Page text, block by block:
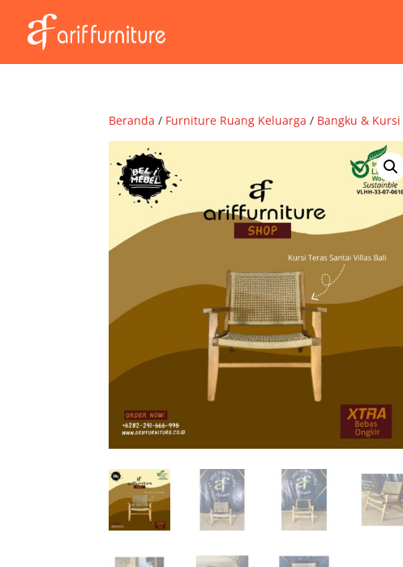
Beranda / Furniture Ruang Keluarga / Bangku & Kursi